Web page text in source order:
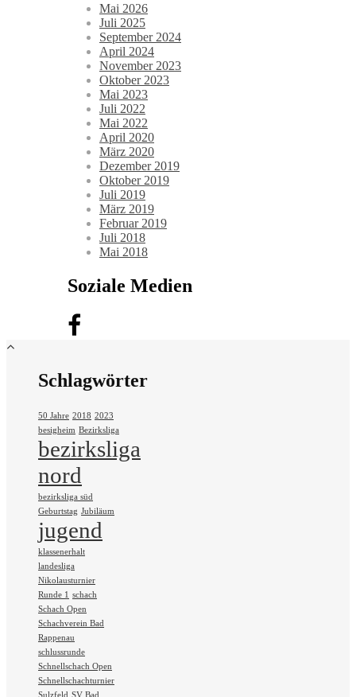
Mai 2026
Juli 2025
September 2024
April 2024
November 2023
Oktober 2023
Mai 2023
Juli 2022
Mai 2022
April 2020
März 2020
Dezember 2019
Oktober 2019
Juli 2019
März 2019
Februar 2019
Juli 2018
Mai 2018
Soziale Medien
Schlagwörter
50 Jahre 2018 2023
besigheim Bezirksliga
bezirksliga
nord
bezirksliga süd
Geburtstag Jubiläum
jugend
klassenerhalt
landesliga
Nikolausturnier
Runde 1
schach
Schach Open
Schachverein Bad
Rappenau
schlussrunde
Schnellschach Open
Schnellschachturnier
Sulzfeld SV Bad